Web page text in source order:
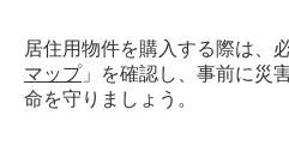
居住用物件を購入する際は、
マップ」を確認し、事前に災
命を守りましょう。